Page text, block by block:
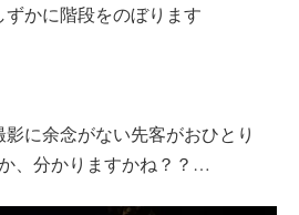
ずかに階段をのぼります
に余念がない先客がおひとり
、分かりますかね？？…